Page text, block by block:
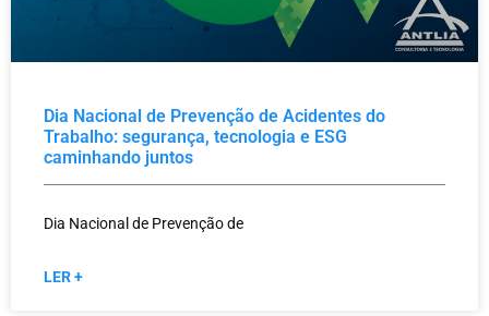
Dia Nacional de Prevenção de Acidentes do
Trabalho: segurança, tecnologia e ESG
caminhando juntos
Dia Nacional de Prevenção de
LER +